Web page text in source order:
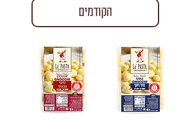
הקודמים